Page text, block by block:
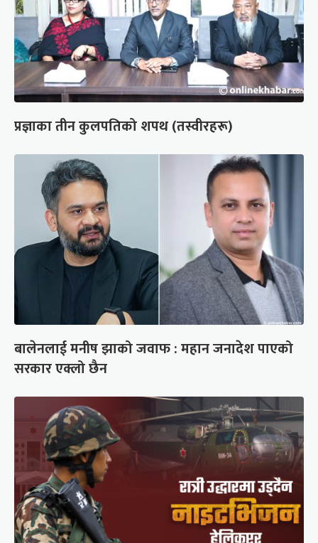
प्रज्ञाका तीन कुलपतिको शपथ (तस्वीरहरू)
बालेनलाई मनीष झाको जवाफ : महान जनादेश पाएको
सरकार एक्लो छैन